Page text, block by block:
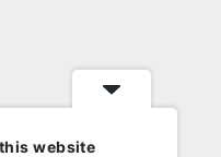
website